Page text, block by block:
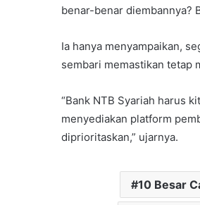
benar-benar diembannya?
Ia hanya menyampaikan,
sembari memastikan tetap
“Bank NTB Syariah harus
menyediakan platform
diprioritaskan,” ujarnya.
10 Besar